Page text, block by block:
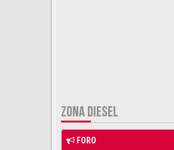
ZONA DIESEL
FORO